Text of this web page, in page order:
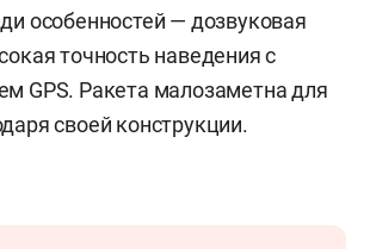
особенностей — дозвуковая
точность наведения с
GPS. Ракета малозаметна для
своей конструкции.